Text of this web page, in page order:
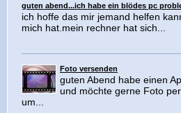
guten abend...ich habe ein blödes pc
ich hoffe das mir jemand helfen
mich hat.mein rechner hat sich...
Foto versenden
guten Abend habe einen
und möchte gerne Foto
um...